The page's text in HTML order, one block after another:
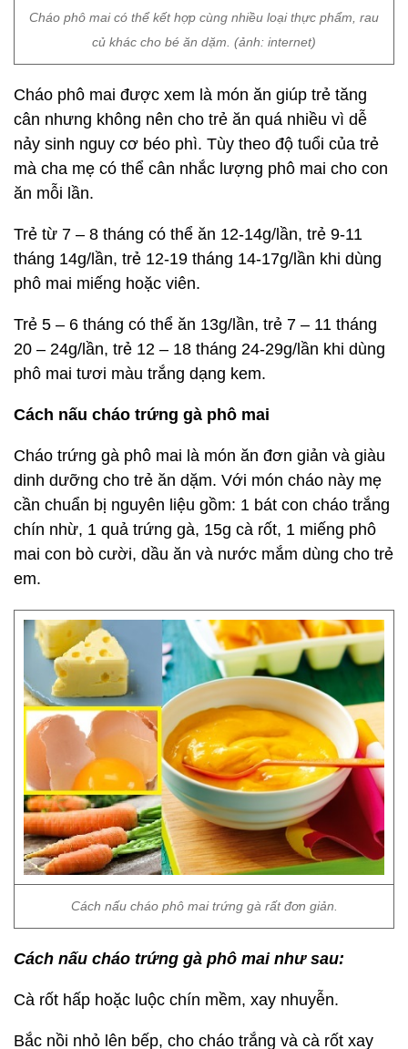
Cháo phô mai có thể kết hợp cùng nhiều loại thực phẩm, rau
củ khác cho bé ăn dặm. (ảnh: internet)
Cháo phô mai được xem là món ăn giúp trẻ tăng
cân nhưng không nên cho trẻ ăn quá nhiều vì dễ
nảy sinh nguy cơ béo phì. Tùy theo độ tuổi của trẻ
mà cha mẹ có thể cân nhắc lượng phô mai cho con
ăn mỗi lần.
Trẻ từ 7 – 8 tháng có thể ăn 12-14g/lần, trẻ 9-11
tháng 14g/lần, trẻ 12-19 tháng 14-17g/lần khi dùng
phô mai miếng hoặc viên.
Trẻ 5 – 6 tháng có thể ăn 13g/lần, trẻ 7 – 11 tháng
20 – 24g/lần, trẻ 12 – 18 tháng 24-29g/lần khi dùng
phô mai tươi màu trắng dạng kem.
Cách nấu cháo trứng gà phô mai
Cháo trứng gà phô mai là món ăn đơn giản và giàu
dinh dưỡng cho trẻ ăn dặm. Với món cháo này mẹ
cần chuẩn bị nguyên liệu gồm: 1 bát con cháo trắng
chín nhừ, 1 quả trứng gà, 15g cà rốt, 1 miếng phô
mai con bò cười, dầu ăn và nước mắm dùng cho trẻ
em.
Cách nấu cháo phô mai trứng gà rất đơn giản.
Cách nấu cháo trứng gà phô mai như sau:
Cà rốt hấp hoặc luộc chín mềm, xay nhuyễn.
Bắc nồi nhỏ lên bếp, cho cháo trắng và cà rốt xay